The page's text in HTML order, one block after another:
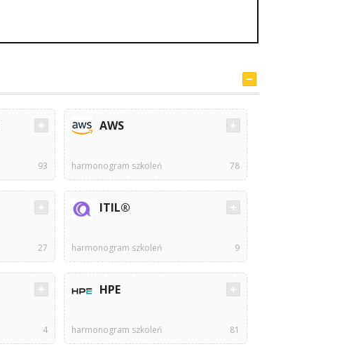
93
AWS
harmonogram szkoleń 78
27
ITIL®
harmonogram szkoleń 9
4
HPE
harmonogram szkoleń 81